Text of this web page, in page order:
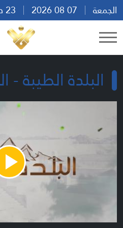
الجمعة
البلدة الطيبة -
Play
Video